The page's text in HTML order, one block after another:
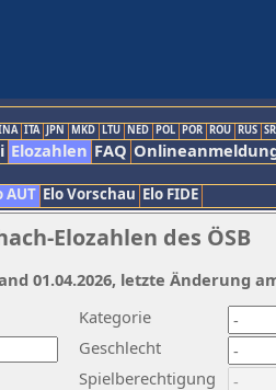
ITA JPN MKD LTU NED POL POR ROU RUS
Elozahlen FAQ
AUT Elo Vorschau Elo FIDE
Elozahlen des ÖSB
Kategorie
Geschlecht
Spielberechtigung
01.04.2026, letzte Änderung